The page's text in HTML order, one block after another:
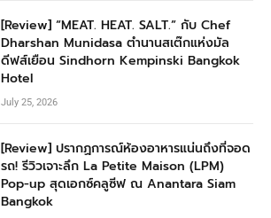
[Review] “MEAT. HEAT. SALT.” กับ Chef
Dharshan Munidasa ตำนานสเต๊กแห่งมัล
ดีฟส์เยือน Sindhorn Kempinski Bangkok
Hotel
July 25, 2026
[Review] ปรากฏการณ์ห้องอาหารแน่นถึงที่จอด
รถ! รีวิวเจาะลึก La Petite Maison (LPM)
Pop-up สุดเอกซ์คลูซีฟ ณ Anantara Siam
Bangkok